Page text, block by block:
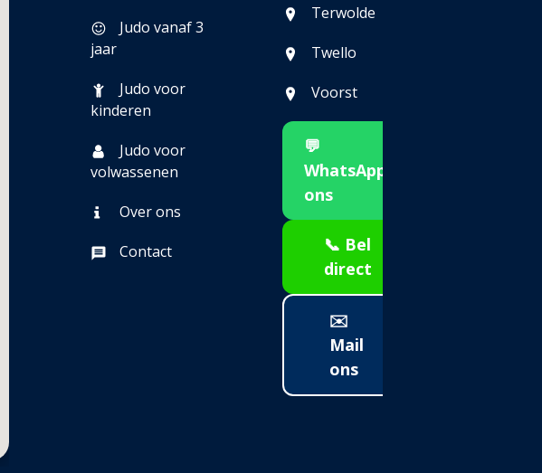
Judo vanaf 3
jaar
Judo voor
kinderen
Judo voor
volwassenen
Over ons
Contact
Terwolde
Twello
Voorst
💬
WhatsApp
ons
📞 Bel
direct
✉️
Mail
ons